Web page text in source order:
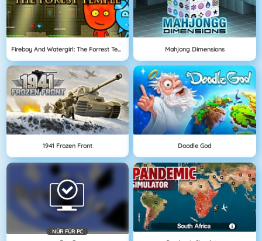
Fireboy And Watergirl: The Forrest Temple Mahjong Dimensions
1941 Frozen Front Doodle God
NÜR FÜR PC